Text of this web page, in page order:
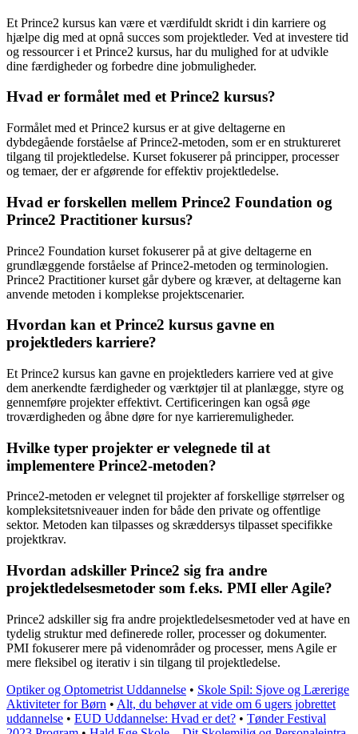
Et Prince2 kursus kan være et værdifuldt skridt i din karriere og
hjælpe dig med at opnå succes som projektleder. Ved at investere tid
og ressourcer i et Prince2 kursus, har du mulighed for at udvikle
dine færdigheder og forbedre dine jobmuligheder.
Hvad er formålet med et Prince2 kursus?
Formålet med et Prince2 kursus er at give deltagerne en
dybdegående forståelse af Prince2-metoden, som er en struktureret
tilgang til projektledelse. Kurset fokuserer på principper, processer
og temaer, der er afgørende for effektiv projektledelse.
Hvad er forskellen mellem Prince2 Foundation og
Prince2 Practitioner kursus?
Prince2 Foundation kurset fokuserer på at give deltagerne en
grundlæggende forståelse af Prince2-metoden og terminologien.
Prince2 Practitioner kurset går dybere og kræver, at deltagerne kan
anvende metoden i komplekse projektscenarier.
Hvordan kan et Prince2 kursus gavne en
projektleders karriere?
Et Prince2 kursus kan gavne en projektleders karriere ved at give
dem anerkendte færdigheder og værktøjer til at planlægge, styre og
gennemføre projekter effektivt. Certificeringen kan også øge
troværdigheden og åbne døre for nye karrieremuligheder.
Hvilke typer projekter er velegnede til at
implementere Prince2-metoden?
Prince2-metoden er velegnet til projekter af forskellige størrelser og
kompleksitetsniveauer inden for både den private og offentlige
sektor. Metoden kan tilpasses og skræddersys tilpasset specifikke
projektkrav.
Hvordan adskiller Prince2 sig fra andre
projektledelsesmetoder som f.eks. PMI eller Agile?
Prince2 adskiller sig fra andre projektledelsesmetoder ved at have en
tydelig struktur med definerede roller, processer og dokumenter.
PMI fokuserer mere på videnområder og processer, mens Agile er
mere fleksibel og iterativ i sin tilgang til projektledelse.
Optiker og Optometrist Uddannelse • Skole Spil: Sjove og Lærerige
Aktiviteter for Børn • Alt, du behøver at vide om 6 ugers jobrettet
uddannelse • EUD Uddannelse: Hvad er det? • Tønder Festival